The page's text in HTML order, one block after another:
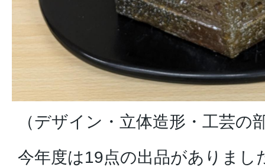
（デザイン・立体造形・工芸の
今年度は19点の出品がありまし